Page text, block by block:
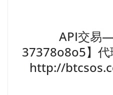
API交易
37378o8o5】代
http://